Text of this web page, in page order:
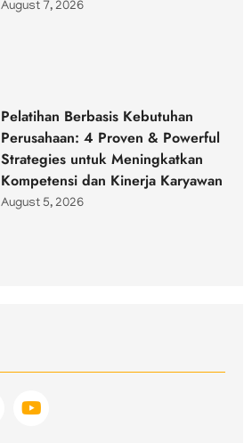
August 7, 2026
Pelatihan Berbasis Kebutuhan
Perusahaan: 4 Proven & Powerful
Strategies untuk Meningkatkan
Kompetensi dan Kinerja Karyawan
August 5, 2026
Y
o